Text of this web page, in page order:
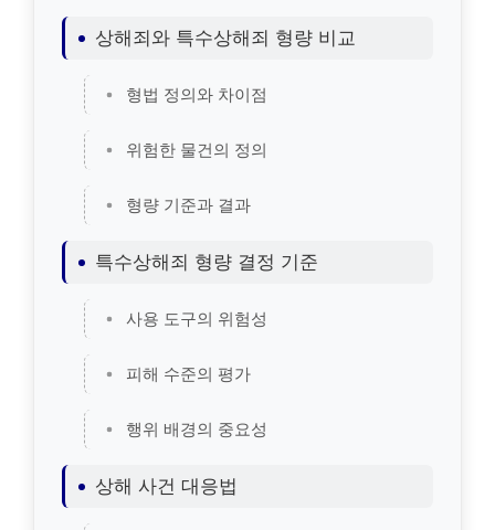
상해죄와 특수상해죄 형량 비교
형법 정의와 차이점
위험한 물건의 정의
형량 기준과 결과
특수상해죄 형량 결정 기준
사용 도구의 위험성
피해 수준의 평가
행위 배경의 중요성
상해 사건 대응법